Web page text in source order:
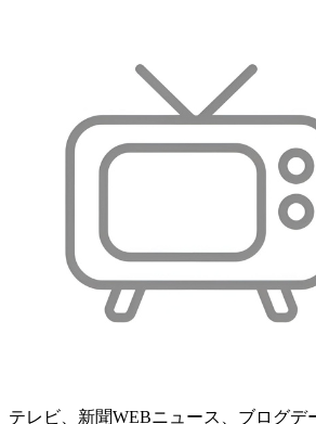
テレビ、新聞WEBニュース、ブログデ